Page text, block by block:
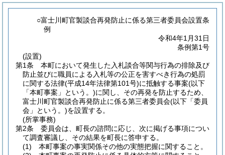
○富士川町官製談合再発防止に係る第三者委員会設置条
例
令和4年1月31日
条例第1号
(設置)
第1条
本町において発生した入札談合等関与行為の排除及び
防止並びに職員による入札等の公正を害すべき行為の処罰
に関する法律(平成14年法律第101号)に抵触する事案(以下
「本町事案」という。)に関し、その再発を防止するため、
富士川町官製談合再発防止に係る第三者委員会(以下「委員
会」という。)を設置する。
(所掌事務)
第2条
委員会は、町長の諮問に応じ、次に掲げる事項につい
て調査審議し、その結果を町長に答申する。
(1)
本町事案の事実関係その他の実態把握に関すること。